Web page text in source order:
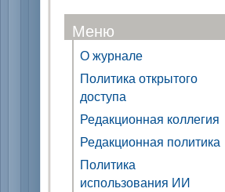
Меню
О журнале
Политика открытого
доступа
Редакционная коллегия
Редакционная политика
Политика
использования ИИ